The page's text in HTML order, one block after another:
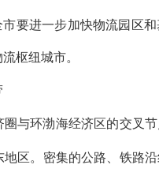
进一步加快物流园区和
枢纽城市。
环渤海经济区的交叉节
地区。密集的公路、铁路